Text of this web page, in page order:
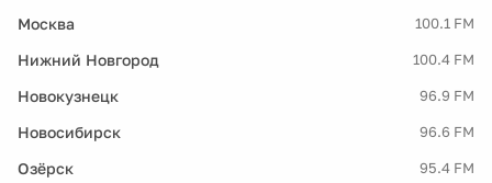
Москва 100.1 FM
Нижний Новгород 100.4 FM
Новокузнецк 96.9 FM
Новосибирск 96.6 FM
Озёрск 95.4 FM